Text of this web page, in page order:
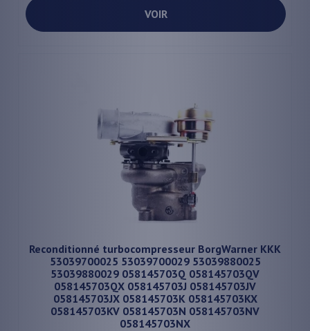
VOIR
Reconditionné turbocompresseur BorgWarner KKK
53039700025 53039700029 53039880025
53039880029 058145703Q 058145703QV
058145703QX 058145703J 058145703JV
058145703JX 058145703K 058145703KX
058145703KV 058145703N 058145703NV
058145703NX